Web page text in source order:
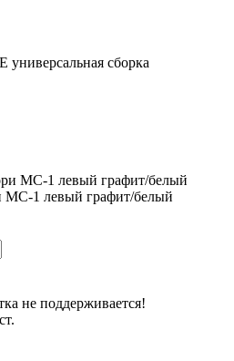
сборка
1 левый графит/белый
не поддерживается!